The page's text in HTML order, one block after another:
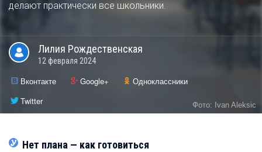
делают практически все школьники.
Лилия Рождественская
12 февраля 2024
Вконтакте Google+
Одноклассники
Twitter
Фото: Ivan Aleksic
Нет плана — как готовиться